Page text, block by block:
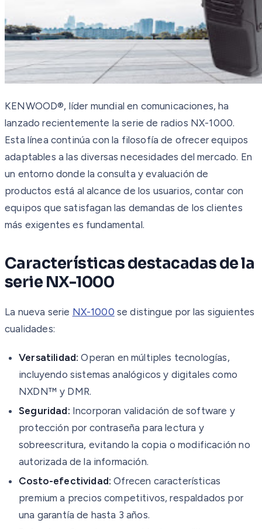
KENWOOD®, líder mundial en comunicaciones, ha
lanzado recientemente la serie de radios NX-1000.
Esta línea continúa con la filosofía de ofrecer equipos
adaptables a las diversas necesidades del mercado. En
un entorno donde la consulta y evaluación de
productos está al alcance de los usuarios, contar con
equipos que satisfagan las demandas de los clientes
más exigentes es fundamental.
Características destacadas de la
serie NX-1000
La nueva serie NX-1000 se distingue por las siguientes
cualidades:
Versatilidad: Operan en múltiples tecnologías,
incluyendo sistemas analógicos y digitales como
NXDN™ y DMR.
Seguridad: Incorporan validación de software y
protección por contraseña para lectura y
sobreescritura, evitando la copia o modificación no
autorizada de la información.
Costo-efectividad: Ofrecen características
premium a precios competitivos, respaldados por
una garantía de hasta 3 años.